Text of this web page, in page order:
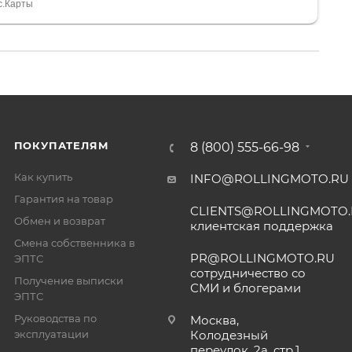
всегда на связи, очень детально всё
ПОКУПАТЕЛЯМ
Как купить
Гарантия на товар
Обмен и возврат
Смена собственника в
ЭПТС
Получение выписки
ЭПТС
Руководства по
эксплуатации
8 (800) 555-66-98
INFO@ROLLINGMOTO.RU
клиентская поддержка
PR@ROLLINGMOTO.RU
сотрудничество со
СМИ и блогерами
Москва,
Колодезный